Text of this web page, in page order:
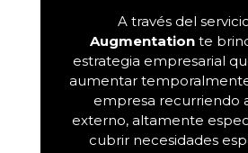
A través del
Augmentation te
estrategia empresarial
aumentar
empresa recurriendo
externo, altamente
cubrir necesidades